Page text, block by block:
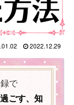
2022.12.29
で
ごす、知